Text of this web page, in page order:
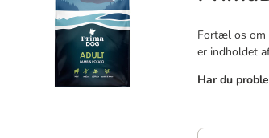
Fortæl os om
er indholdet
Har du